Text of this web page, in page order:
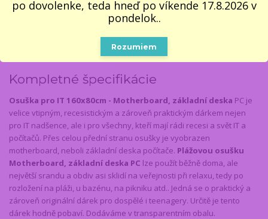
Inšpirácia na ďalšie darčeky
Kompletné špecifikácie
Osuška pro IT 160x80cm - Motherboard, základní deska PC je
velice vtipným, recesistickým a zároveň praktickým dárkem nejen
pro IT nadšence, ale i pro všechny, kteří mají rádi recesi a svět IT a
počítačů. Přes celou přední stranu osušky je vyobrazen
motherboard, neboli základní deska počítače. Plážovou osušku
Motherboard, základní deska PC lze použít běžně doma, ale
největší srandu a obdiv asi sklidí na veřejnosti při relaxu, tedy po
rozložení na pláži, u bazénu, na pikniku atd.. Jedná se o praktický a
zároveň originální dárek pro dospělé i teenagery. Určitě je tento
dárek hodně pobaví. Dodáváme v transparentním obalu.
po dovolenke, teda hneď po víkende 17.8.2026 v
pondelok..
Rozumiem